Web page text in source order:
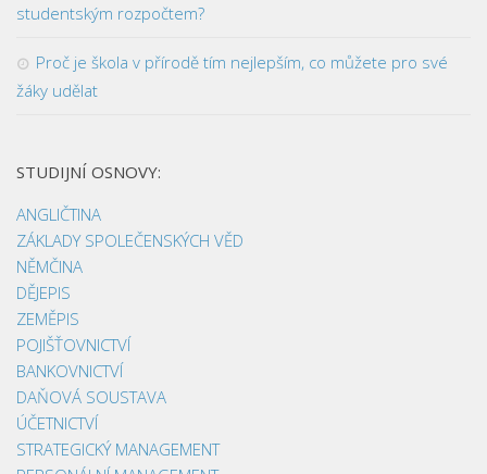
studentským rozpočtem?
Proč je škola v přírodě tím nejlepším, co můžete pro své
žáky udělat
STUDIJNÍ OSNOVY:
ANGLIČTINA
ZÁKLADY SPOLEČENSKÝCH VĚD
NĚMČINA
DĚJEPIS
ZEMĚPIS
POJIŠŤOVNICTVÍ
BANKOVNICTVÍ
DAŇOVÁ SOUSTAVA
ÚČETNICTVÍ
STRATEGICKÝ MANAGEMENT